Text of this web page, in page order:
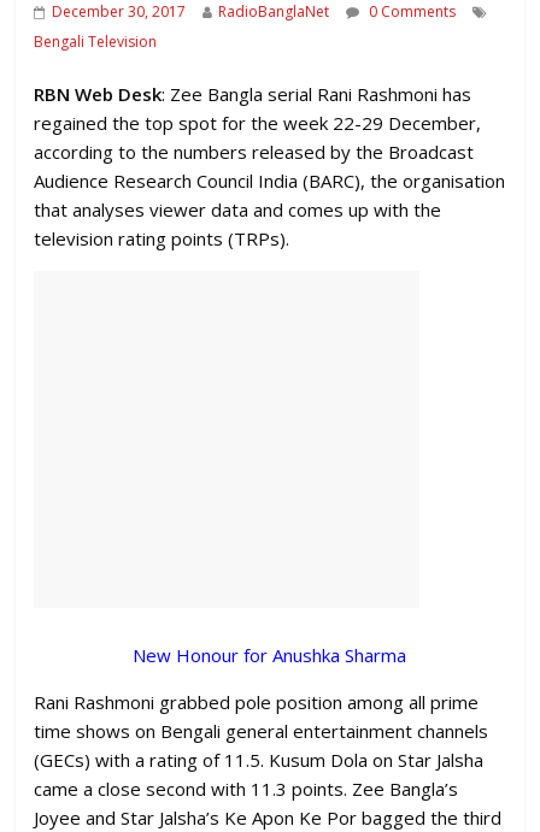
December 30, 2017 RadioBanglaNet
0 Comments
Bengali Television
RBN Web Desk: Zee Bangla serial Rani Rashmoni has
regained the top spot for the week 22-29 December,
according to the numbers released by the Broadcast
Audience Research Council India (BARC), the organisation
that analyses viewer data and comes up with the
television rating points (TRPs).
New Honour for Anushka Sharma
Rani Rashmoni grabbed pole position among all prime
time shows on Bengali general entertainment channels
(GECs) with a rating of 11.5. Kusum Dola on Star Jalsha
came a close second with 11.3 points. Zee Bangla’s
Joyee and Star Jalsha’s Ke Apon Ke Por bagged the third